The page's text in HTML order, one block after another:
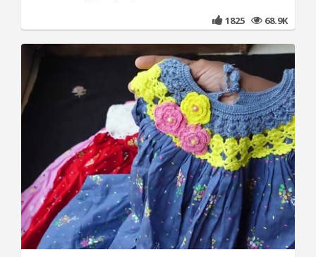
1825 68.9K